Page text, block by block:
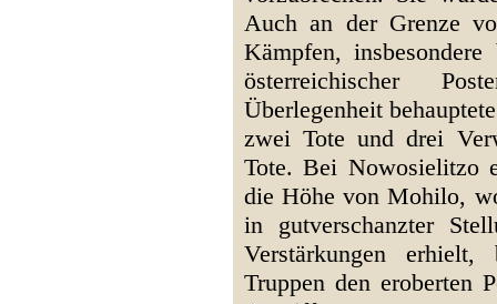
Auch an der Grenze
Kämpfen,
österreichischer
Überlegenheit
zwei Tote und drei
Tote. Bei Nowosielitzo
die Höhe von Mohilo,
in gutverschanzter
Verstärkungen erhielt,
Truppen den eroberten